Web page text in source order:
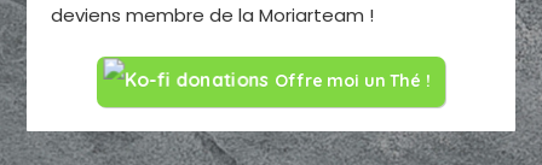
deviens membre de la Moriarteam !
Offre moi un Thé !